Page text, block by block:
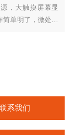
，大触摸屏幕显
单明了，微处理
电子卫生、生物
系我们